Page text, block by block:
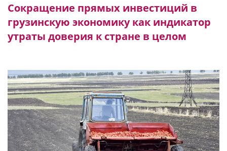
Сокращение прямых инвестиций в
грузинскую экономику как индикатор
утраты доверия к стране в целом